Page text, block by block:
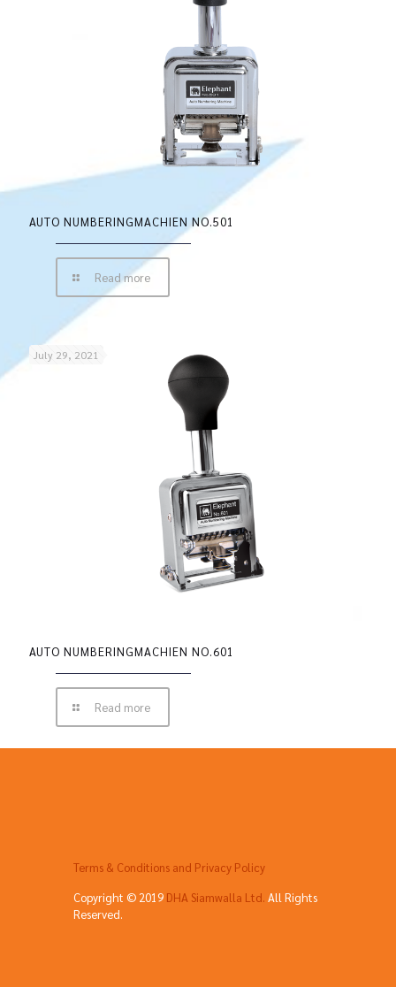
AUTO NUMBERINGMACHIEN NO.501
Read more
July 29, 2021
AUTO NUMBERINGMACHIEN NO.601
Read more
Terms & Conditions and Privacy Policy
Copyright © 2019 DHA Siamwalla Ltd. All Rights
Reserved.